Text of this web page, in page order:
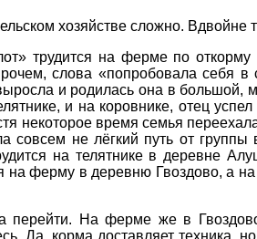
хозяйстве сложно.
трудится на ферме по откорму
слова «попробовала себя
и родилась она в большой,
и на коровнике, отец
некоторое время семья
не лёгкий путь от группы
на телятнике в деревне
на ферму в деревню Гвоздово, а
перейти. На ферме же в
Да, корма доставляет техника,